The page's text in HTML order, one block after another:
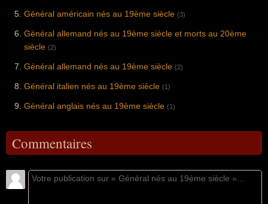
Général américain nés au 19ème siècle (3)
Général allemand nés au 19ème siècle et morts au 20ème
siècle (2)
Général allemand nés au 19ème siècle (2)
Général italien nés au 19ème siècle (1)
Général anglais nés au 19ème siècle (1)
Commentaires